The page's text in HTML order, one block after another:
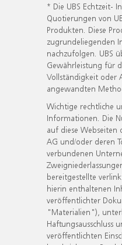
* Die UBS Echtzeit-
Quotierungen von
Produkten. Diese
zugrundeliegenden
nachzufolgen. UBS
Gewährleistung für
Vollständigkeit oder
angewandten
Wichtige rechtliche
Informationen. Die
auf diese Webseiten
AG und/oder deren
verbundenen
bereitgestellte
hierin enthaltenen
veröffentlichter
"Materialien"),
Haftungsausschluss
veröffentlichten